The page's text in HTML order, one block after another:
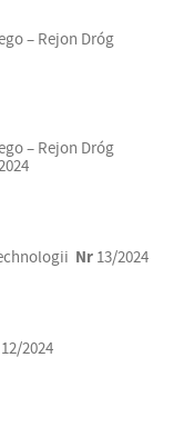
– Rejon Dróg
– Rejon Dróg
Nr 13/2024
12/2024